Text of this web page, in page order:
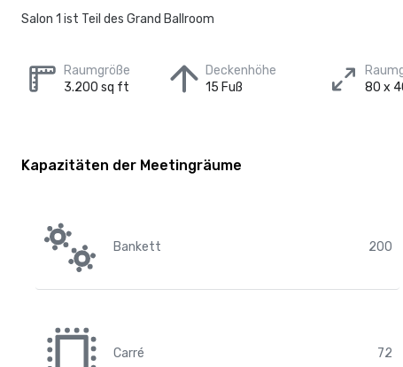
Salon 1 ist Teil des Grand Ballroom
Raumgröße
3.200 sq ft
Deckenhöhe
15 Fuß
80 x
Kapazitäten der Meetingräume
Bankett 200
Carré 72